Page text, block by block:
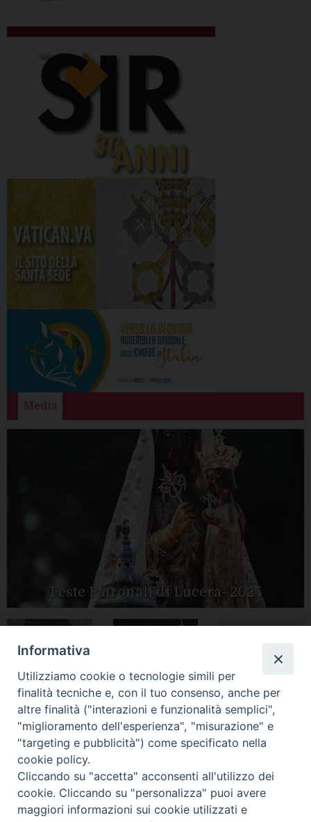
Media
Feste Patronali di Lucera- 2025
Apertura Anno
Giubilare 2025
Mariae in Diocesi
Tutte le gallery
CONTATTI:
LUCERA: Piazza Duomo, 13 - 71036 Lucera (FG) − tel.
Vescovo: tel/fax 0881/522244 - e-mail:
vescovo@diocesiluceratroia.it
Informativa
Utilizziamo cookie o tecnologie simili per
finalità tecniche e, con il tuo consenso, anche per
altre finalità ("interazioni e funzionalità semplici",
"miglioramento dell'esperienza", "misurazione" e
"targeting e pubblicità") come specificato nella
cookie policy.
Cliccando su "accetta" acconsenti all'utilizzo dei
cookie. Cliccando su "personalizza" puoi avere
maggiori informazioni sui cookie utilizzati e